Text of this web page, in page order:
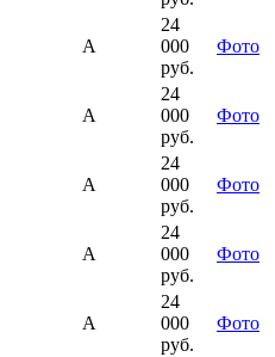
А
24
000
руб.
Фото
А
24
000
руб.
Фото
А
24
000
руб.
Фото
А
24
000
руб.
Фото
А
24
000
руб.
Фото